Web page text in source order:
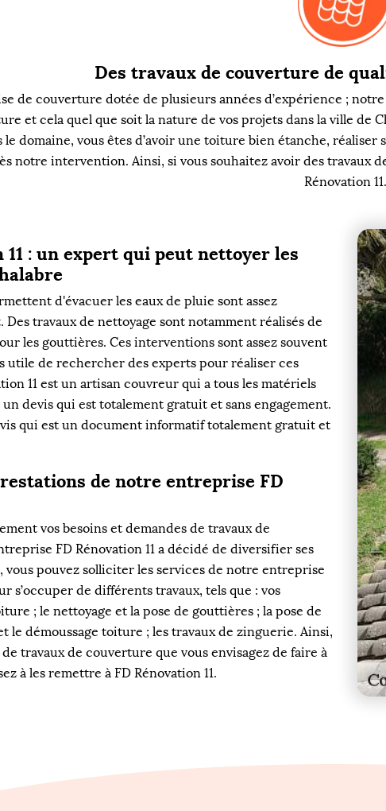
Des travaux de couverture de
de couverture dotée de plusieurs années d’expérience ;
et cela quel que soit la nature de vos projets dans la ville de
le domaine, vous êtes d’avoir une toiture bien étanche,
notre intervention. Ainsi, si vous souhaitez avoir des travaux
Rénovation 11.
11 : un expert qui peut nettoyer les
d'évacuer les eaux de pluie sont assez
travaux de nettoyage sont notamment réalisés de
les gouttières. Ces interventions sont assez souvent
utile de rechercher des experts pour réaliser ces
11 est un artisan couvreur qui a tous les matériels
devis qui est totalement gratuit et sans engagement.
qui est un document informatif totalement gratuit et
de notre entreprise FD
vos besoins et demandes de travaux de
FD Rénovation 11 a décidé de diversifier ses
vous pouvez solliciter les services de notre entreprise
s’occuper de différents travaux, tels que : vos
; le nettoyage et la pose de gouttières ; la pose de
le démoussage toiture ; les travaux de zinguerie. Ainsi,
travaux de couverture que vous envisagez de faire à
à les remettre à FD Rénovation 11.